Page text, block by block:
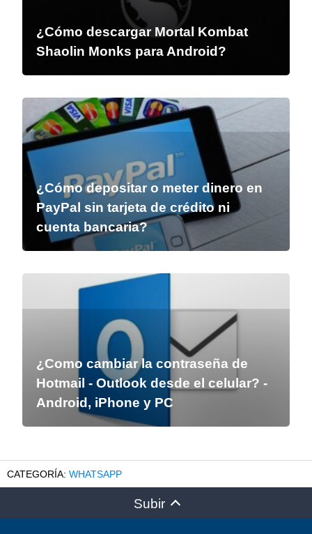
¿Cómo descargar Mortal Kombat
Shaolin Monks para Android?
¿Cómo depositar o meter dinero en
PayPal sin tarjeta de crédito ni
cuenta bancaria?
¿Como cambiar la contraseña de
Hotmail - Outlook desde el celular? -
Android, iPhone y PC
WHATSAPP
Subir